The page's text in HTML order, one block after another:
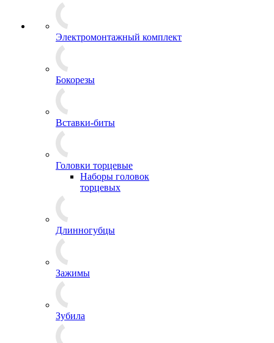
Электромонтажный комплект
Бокорезы
Вставки-биты
Головки торцевые
Наборы головок
торцевых
Длинногубцы
Зажимы
Зубила